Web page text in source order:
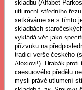
skladbu (Alfabet
utlumení středního
setkáváme se s tímto
skladbách
vykládá věc jako
přízvuku na
tradici verše českého
Alexiovi!). Hrabák proti
caesurového předělu
mysli právě utlumení